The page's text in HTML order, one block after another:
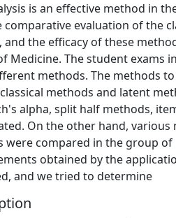
is an effective method in
comparative evaluation of the
and the efficacy of these
Medicine. The student exams
methods. The methods
methods and latent
alpha, split half methods,
On the other hand,
were compared in the group
obtained by the
and we tried to determine